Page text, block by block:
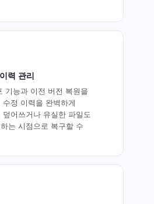
력 관리
기능과 이전 버전 복원을
정 이력을 완벽하게
어쓰거나 유실한 파일도
는 시점으로 복구할 수